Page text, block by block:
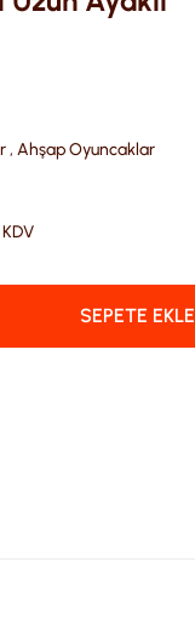
, Ahşap Oyuncaklar
SEPETE EKLE